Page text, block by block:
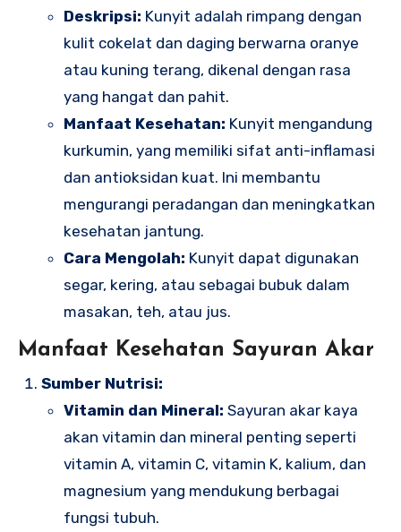
Deskripsi: Kunyit adalah rimpang dengan
kulit cokelat dan daging berwarna oranye
atau kuning terang, dikenal dengan rasa
yang hangat dan pahit.
Manfaat Kesehatan: Kunyit mengandung
kurkumin, yang memiliki sifat anti-inflamasi
dan antioksidan kuat. Ini membantu
mengurangi peradangan dan meningkatkan
kesehatan jantung.
Cara Mengolah: Kunyit dapat digunakan
segar, kering, atau sebagai bubuk dalam
masakan, teh, atau jus.
Manfaat Kesehatan Sayuran Akar
Sumber Nutrisi:
Vitamin dan Mineral: Sayuran akar kaya
akan vitamin dan mineral penting seperti
vitamin A, vitamin C, vitamin K, kalium, dan
magnesium yang mendukung berbagai
fungsi tubuh.